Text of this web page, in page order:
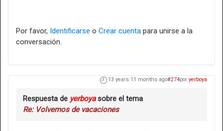
Por favor, Identificarse o Crear cuenta para unirse a la
conversación.
13 years 11 months ago#274por yerboya
Respuesta de yerboyasobre el tema
Re: Volvemos de vacaciones